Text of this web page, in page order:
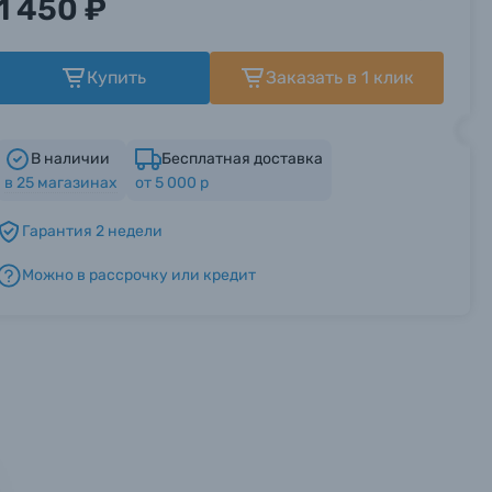
450 ₽
Купить Заказать в 1 клик
В наличии
в 25магазинах
Бесплатная доставка
от 5 000 р
Гарантия 2 недели
Можно в рассрочку или кредит